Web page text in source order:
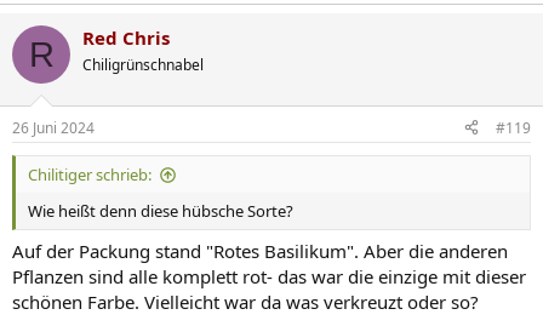
R Red Chris
Chiligrünschnabel
26 Juni 2024 #119
Chilitiger schrieb:
Wie heißt denn diese hübsche Sorte?
Auf der Packung stand "Rotes Basilikum". Aber die anderen
Pflanzen sind alle komplett rot- das war die einzige mit dieser
schönen Farbe. Vielleicht war da was verkreuzt oder so?